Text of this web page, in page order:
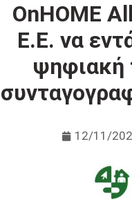
OnHOME
Ε.Ε. να
ψηφιακή
12/11/